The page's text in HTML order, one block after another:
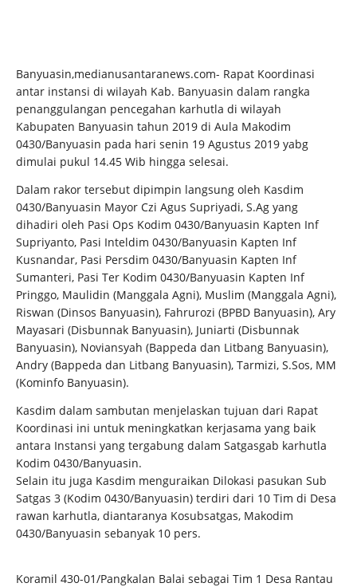
Banyuasin,medianusantaranews.com- Rapat Koordinasi
antar instansi di wilayah Kab. Banyuasin dalam rangka
penanggulangan pencegahan karhutla di wilayah
Kabupaten Banyuasin tahun 2019 di Aula Makodim
0430/Banyuasin pada hari senin 19 Agustus 2019 yabg
dimulai pukul 14.45 Wib hingga selesai.
Dalam rakor tersebut dipimpin langsung oleh Kasdim
0430/Banyuasin Mayor Czi Agus Supriyadi, S.Ag yang
dihadiri oleh Pasi Ops Kodim 0430/Banyuasin Kapten Inf
Supriyanto, Pasi Inteldim 0430/Banyuasin Kapten Inf
Kusnandar, Pasi Persdim 0430/Banyuasin Kapten Inf
Sumanteri, Pasi Ter Kodim 0430/Banyuasin Kapten Inf
Pringgo, Maulidin (Manggala Agni), Muslim (Manggala Agni),
Riswan (Dinsos Banyuasin), Fahrurozi (BPBD Banyuasin), Ary
Mayasari (Disbunnak Banyuasin), Juniarti (Disbunnak
Banyuasin), Noviansyah (Bappeda dan Litbang Banyuasin),
Andry (Bappeda dan Litbang Banyuasin), Tarmizi, S.Sos, MM
(Kominfo Banyuasin).
Kasdim dalam sambutan menjelaskan tujuan dari Rapat
Koordinasi ini untuk meningkatkan kerjasama yang baik
antara Instansi yang tergabung dalam Satgasgab karhutla
Kodim 0430/Banyuasin.
Selain itu juga Kasdim menguraikan Dilokasi pasukan Sub
Satgas 3 (Kodim 0430/Banyuasin) terdiri dari 10 Tim di Desa
rawan karhutla, diantaranya Kosubsatgas, Makodim
0430/Banyuasin sebanyak 10 pers.
Koramil 430-01/Pangkalan Balai sebagai Tim 1 Desa Rantau